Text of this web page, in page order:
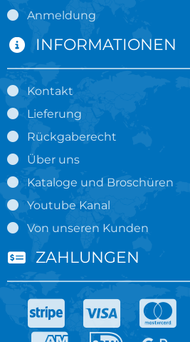
Anmeldung
INFORMATIONEN
Kontakt
Lieferung
Rückgaberecht
Über uns
Kataloge und Broschüren
Youtube Kanal
Von unseren Kunden
ZAHLUNGEN